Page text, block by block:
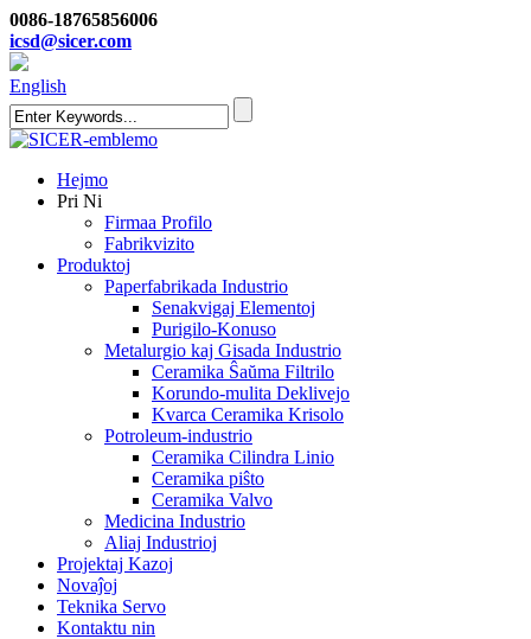
0086-18765856006
icsd@sicer.com
English
Hejmo
Pri Ni
Firmaa Profilo
Fabrikvizito
Produktoj
Paperfabrikada Industrio
Senakvigaj Elementoj
Purigilo-Konuso
Metalurgio kaj Gisada Industrio
Ceramika Ŝaŭma Filtrilo
Korundo-mulita Deklivejo
Kvarca Ceramika Krisolo
Potroleum-industrio
Ceramika Cilindra Linio
Ceramika piŝto
Ceramika Valvo
Medicina Industrio
Aliaj Industrioj
Projektaj Kazoj
Novaĵoj
Teknika Servo
Kontaktu nin